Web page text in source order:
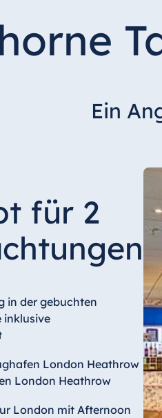
Ein
für 2
in der gebuchten
inklusive
London Heathrow
London Heathrow
London mit Afternoon